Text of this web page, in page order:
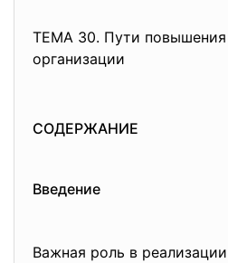
ТЕМА 30. Пути
организации
СОДЕРЖАНИЕ
Введение
Важная роль в